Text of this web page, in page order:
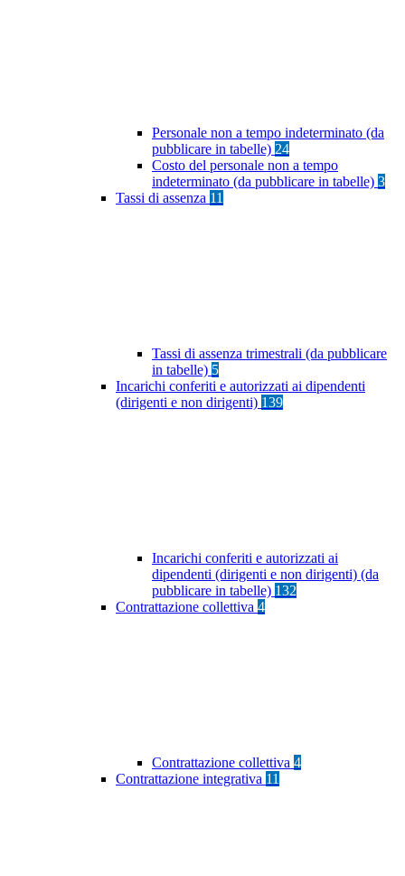
Personale non a tempo indeterminato (da
pubblicare in tabelle) 24
Costo del personale non a tempo
indeterminato (da pubblicare in tabelle) 3
Tassi di assenza 11
Tassi di assenza trimestrali (da pubblicare
in tabelle) 5
Incarichi conferiti e autorizzati ai dipendenti
(dirigenti e non dirigenti) 139
Incarichi conferiti e autorizzati ai
dipendenti (dirigenti e non dirigenti) (da
pubblicare in tabelle) 132
Contrattazione collettiva 4
Contrattazione collettiva 4
Contrattazione integrativa 11